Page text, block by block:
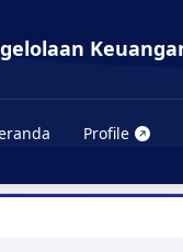
Profile
Singkat